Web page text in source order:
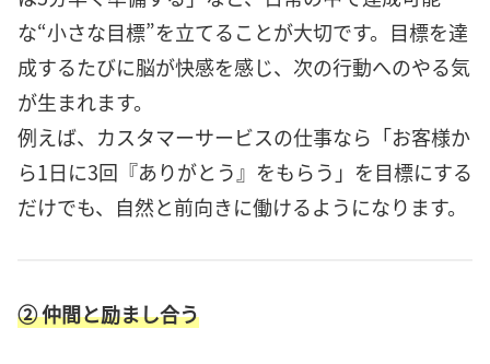
な“小さな目標”を立てることが大切です。目標を達
成するたびに脳が快感を感じ、次の行動へのやる気
が生まれます。
例えば、カスタマーサービスの仕事なら「お客様か
ら1日に3回『ありがとう』をもらう」を目標にする
だけでも、自然と前向きに働けるようになります。
② 仲間と励まし合う